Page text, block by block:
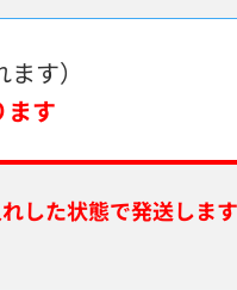
す）
ます
た状態で発送します